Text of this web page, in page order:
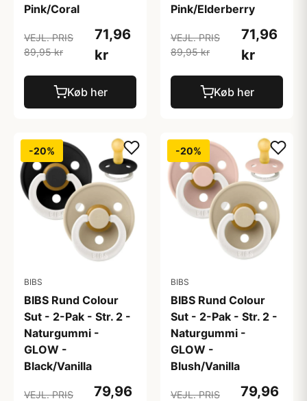
Pink/Coral
VEJL. PRIS
89,95 kr
71,96
kr
Køb her
Pink/Elderberry
VEJL. PRIS
89,95 kr
71,96
kr
Køb her
-20%
BIBS
BIBS Rund Colour
Sut - 2-Pak - Str. 2 -
Naturgummi -
GLOW -
Black/Vanilla
VEJL. PRIS 79,96
-20%
BIBS
BIBS Rund Colour
Sut - 2-Pak - Str. 2 -
Naturgummi -
GLOW -
Blush/Vanilla
VEJL. PRIS 79,96